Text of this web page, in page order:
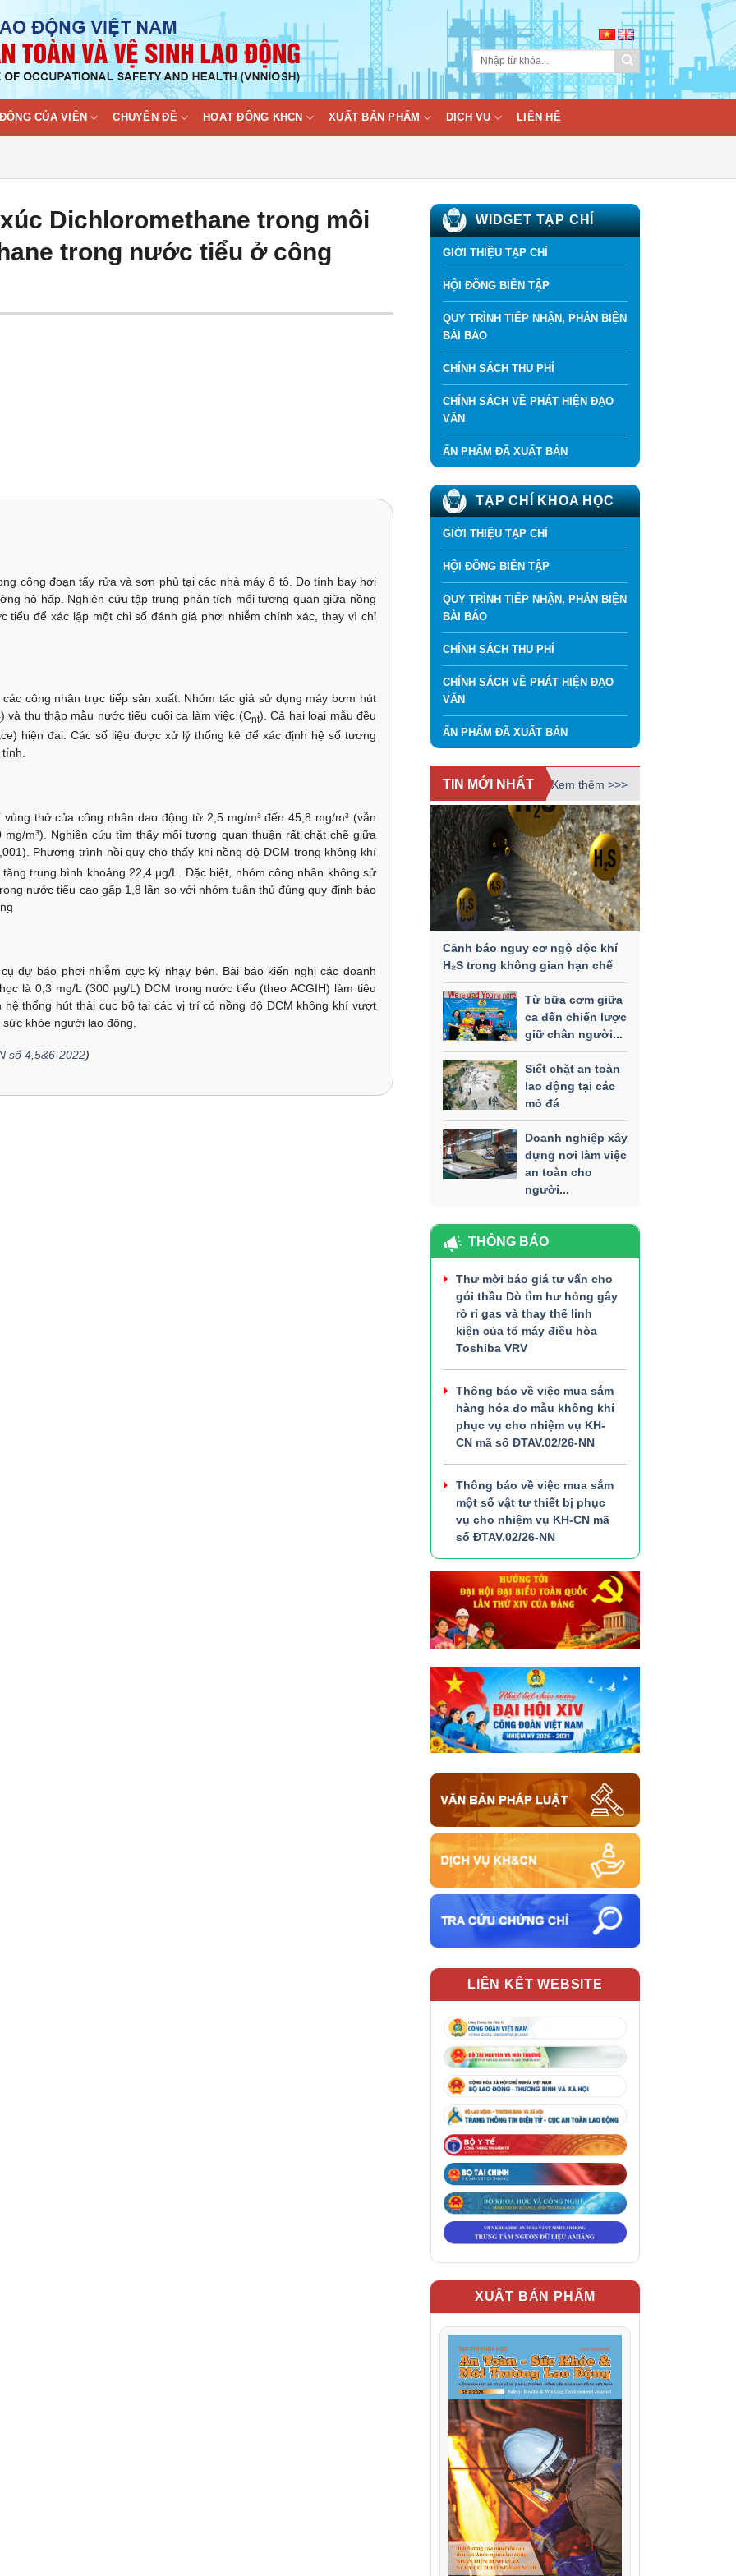
CỦA VIỆN CHUYÊN ĐỀ HOẠT ĐỘNG KHCN XUẤT BẢN PHẨM DỊCH VỤ LIÊN HỆ
Dichloromethane trong môi
trong nước tiểu ở công
công đoạn tẩy rửa và sơn phủ tại các nhà máy ô tô. Do tính bay hơi
hô hấp. Nghiên cứu tập trung phân tích mối tương quan giữa nồng
tiểu để xác lập một chỉ số đánh giá phơi nhiễm chính xác, thay vì chỉ
công nhân trực tiếp sản xuất. Nhóm tác giả sử dụng máy bơm hút
) và thu thập mẫu nước tiểu cuối ca làm việc (Cnt). Cả hai loại mẫu đều
hiện đại. Các số liệu được xử lý thống kê để xác định hệ số tương
thở của công nhân dao động từ 2,5 mg/m³ đến 45,8 mg/m³ (vẫn
m³). Nghiên cứu tìm thấy mối tương quan thuận rất chặt chẽ giữa
). Phương trình hồi quy cho thấy khi nồng độ DCM trong không khí
trung bình khoảng 22,4 µg/L. Đặc biệt, nhóm công nhân không sử
nước tiểu cao gấp 1,8 lần so với nhóm tuân thủ đúng quy định bảo
dự báo phơi nhiễm cực kỳ nhạy bén. Bài báo kiến nghị các doanh
là 0,3 mg/L (300 µg/L) DCM trong nước tiểu (theo ACGIH) làm tiêu
thống hút thải cục bộ tại các vị trí có nồng độ DCM không khí vượt
khỏe người lao động.
số 4,5&6-2022)
WIDGET TẠP CHÍ
GIỚI THIỆU TẠP CHÍ
HỘI ĐỒNG BIÊN TẬP
QUY TRÌNH TIẾP NHẬN, PHẢN BIỆN
BÀI BÁO
CHÍNH SÁCH THU PHÍ
CHÍNH SÁCH VỀ PHÁT HIỆN ĐẠO
VĂN
ẤN PHẨM ĐÃ XUẤT BẢN
TẠP CHÍ KHOA HỌC
GIỚI THIỆU TẠP CHÍ
HỘI ĐỒNG BIÊN TẬP
QUY TRÌNH TIẾP NHẬN, PHẢN BIỆN
BÀI BÁO
CHÍNH SÁCH THU PHÍ
CHÍNH SÁCH VỀ PHÁT HIỆN ĐẠO
VĂN
ẤN PHẨM ĐÃ XUẤT BẢN
TIN MỚI NHẤT Xem thêm >>>
Cảnh báo nguy cơ ngộ độc khí
H₂S trong không gian hạn chế
Từ bữa cơm giữa
ca đến chiến lược
giữ chân người...
Siết chặt an toàn
lao động tại các
mỏ đá
Doanh nghiệp xây
dựng nơi làm việc
an toàn cho
người...
THÔNG BÁO
Thư mời báo giá tư vấn cho
gói thầu Dò tìm hư hỏng gây
rò rỉ gas và thay thế linh
kiện của tổ máy điều hòa
Toshiba VRV
Thông báo về việc mua sắm
hàng hóa đo mẫu không khí
phục vụ cho nhiệm vụ KH-
CN mã số ĐTAV.02/26-NN
Thông báo về việc mua sắm
một số vật tư thiết bị phục
vụ cho nhiệm vụ KH-CN mã
số ĐTAV.02/26-NN
LIÊN KẾT WEBSITE
XUẤT BẢN PHẨM